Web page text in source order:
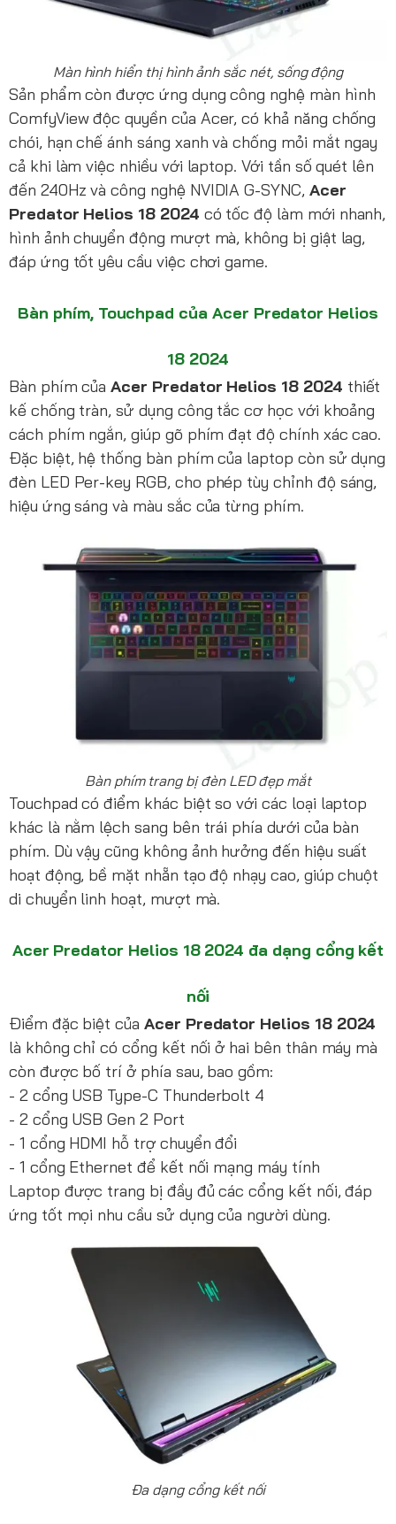
Màn hình hiển thị hình ảnh sắc nét, sống động
Sản phẩm còn được ứng dụng công nghệ màn hình
ComfyView độc quyền của Acer, có khả năng chống
chói, hạn chế ánh sáng xanh và chống mỏi mắt ngay
cả khi làm việc nhiều với laptop. Với tần số quét lên
đến 240Hz và công nghệ NVIDIA G-SYNC, Acer
Predator Helios 18 2024 có tốc độ làm mới nhanh,
hình ảnh chuyển động mượt mà, không bị giật lag,
đáp ứng tốt yêu cầu việc chơi game.
Bàn phím, Touchpad của Acer Predator Helios
18 2024
Bàn phím củaAcer Predator Helios 18 2024 thiết
kế chống tràn, sử dụng công tắc cơ học với khoảng
cách phím ngắn, giúp gõ phím đạt độ chính xác cao.
Đặc biệt, hệ thống bàn phím của laptop còn sử dụng
đèn LED Per-key RGB, cho phép tùy chỉnh độ sáng,
hiệu ứng sáng và màu sắc của từng phím.
Bàn phím trang bị đèn LED đẹp mắt
Touchpad có điểm khác biệt so với các loại laptop
khác là nằm lệch sang bên trái phía dưới của bàn
phím. Dù vậy cũng không ảnh hưởng đến hiệu suất
hoạt động, bề mặt nhẵn tạo độ nhạy cao, giúp chuột
di chuyển linh hoạt, mượt mà.
Acer Predator Helios 18 2024 đa dạng cổng kết
nối
Điểm đặc biệt của Acer Predator Helios 18 2024
là không chỉ có cổng kết nối ở hai bên thân máy mà
còn được bố trí ở phía sau, bao gồm:
- 2 cổng USB Type-C Thunderbolt 4
- 2 cổng USB Gen 2 Port
- 1 cổng HDMI hỗ trợ chuyển đổi
- 1 cổng Ethernet để kết nối mạng máy tính
Laptop được trang bị đầy đủ các cổng kết nối, đáp
ứng tốt mọi nhu cầu sử dụng của người dùng.
Đa dạng cổng kết nối